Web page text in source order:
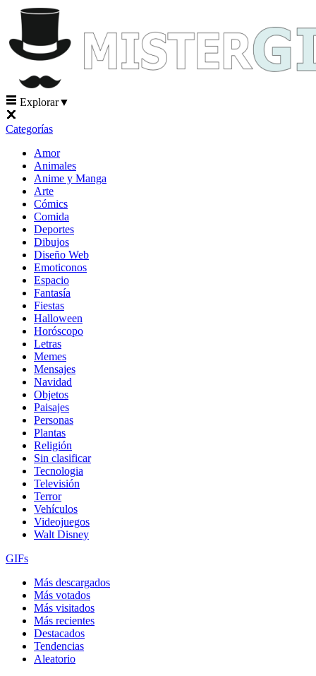
Explorar▼
Categorías
Amor
Animales
Anime y Manga
Arte
Cómics
Comida
Deportes
Dibujos
Diseño Web
Emoticonos
Espacio
Fantasía
Fiestas
Halloween
Horóscopo
Letras
Memes
Mensajes
Navidad
Objetos
Paisajes
Personas
Plantas
Religión
Sin clasificar
Tecnologia
Televisión
Terror
Vehículos
Videojuegos
Walt Disney
GIFs
Más descargados
Más votados
Más visitados
Más recientes
Destacados
Tendencias
Aleatorio